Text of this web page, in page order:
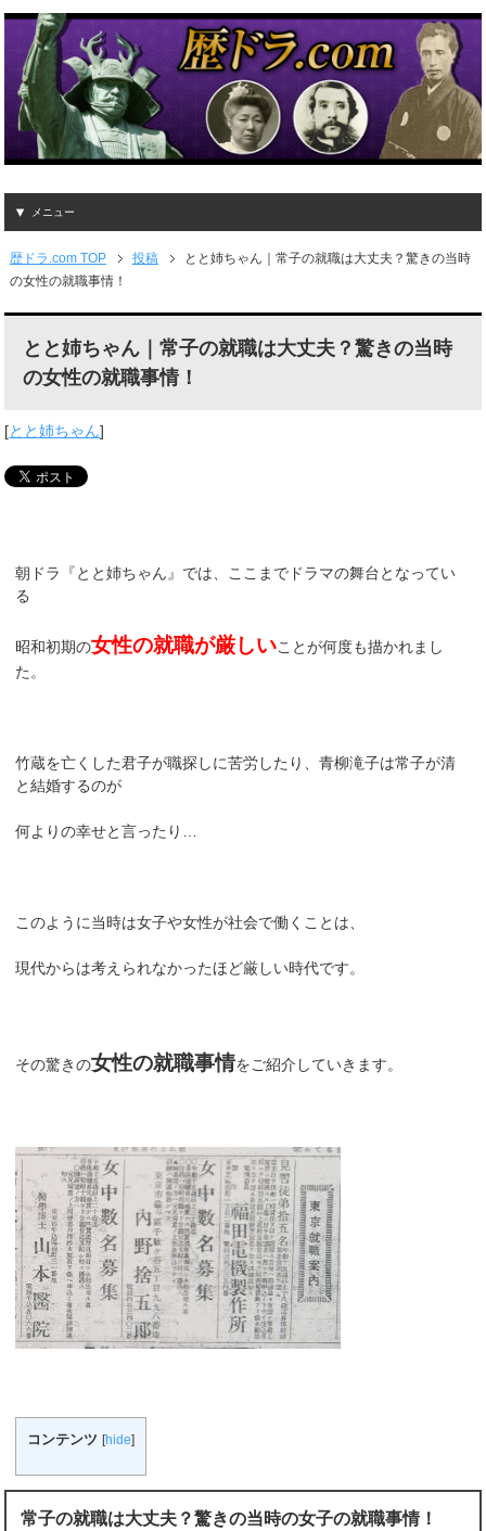
メニュー
歴ドラ.com TOP 投稿
とと姉ちゃん｜常子の就職は大丈夫？驚きの当時
の女性の就職事情！
とと姉ちゃん｜常子の就職は大丈夫？驚きの当時
の女性の就職事情！
[とと姉ちゃん]
朝ドラ『とと姉ちゃん』では、ここまでドラマの舞台となってい
る
昭和初期の女性の就職が厳しいことが何度も描かれまし
た。
竹蔵を亡くした君子が職探しに苦労したり、青柳滝子は常子が清
と結婚するのが
何よりの幸せと言ったり…
このように当時は女子や女性が社会で働くことは、
現代からは考えられなかったほど厳しい時代です。
その驚きの女性の就職事情をご紹介していきます。
コンテンツ [hide]
常子の就職は大丈夫？驚きの当時の女子の就職事情！